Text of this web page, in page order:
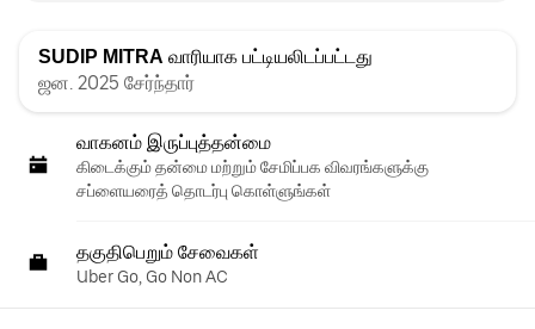
SUDIP MITRA வாரியாக பட்டியலிடப்பட்டது
ஜன. 2025 சேர்ந்தார்
வாகனம் இருப்புத்தன்மை
கிடைக்கும் தன்மை மற்றும் சேமிப்பக விவரங்களுக்கு
சப்ளையரைத் தொடர்பு கொள்ளுங்கள்
தகுதிபெறும் சேவைகள்
Uber Go, Go Non AC